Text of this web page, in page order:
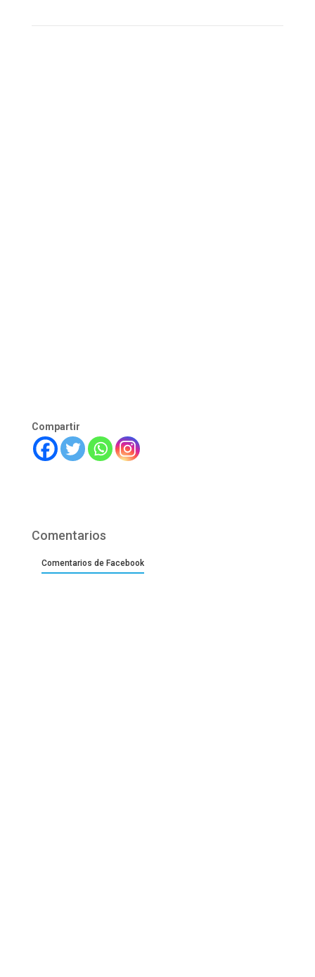
Compartir
Comentarios
Comentarios de Facebook